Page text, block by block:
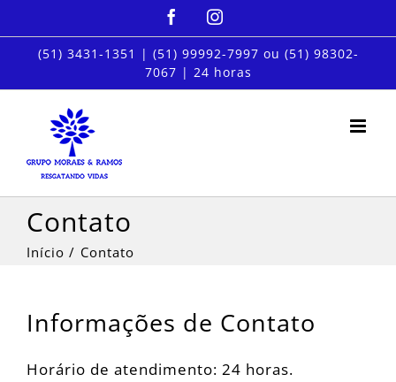
para
Facebook
(51) 3431-1351 | (51) 99992-7997 ou (51) 98302-
7067 | 24 horas
Contato
Início Contato
Informações de Contato
Horário de atendimento: 24 horas.